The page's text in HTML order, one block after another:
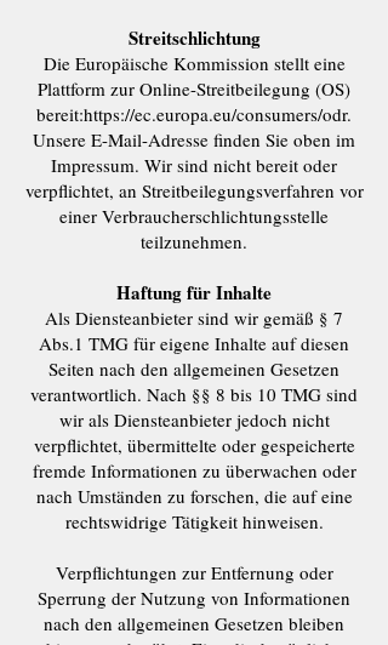
Streitschlichtung
Die Europäische Kommission stellt eine
Plattform zur Online-Streitbeilegung (OS)
bereit:https://ec.europa.eu/consumers/odr.
Unsere E-Mail-Adresse finden Sie oben im
Impressum. Wir sind nicht bereit oder
verpflichtet, an Streitbeilegungsverfahren vor
einer Verbraucherschlichtungsstelle
teilzunehmen.
Haftung für Inhalte
Als Diensteanbieter sind wir gemäß § 7
Abs.1 TMG für eigene Inhalte auf diesen
Seiten nach den allgemeinen Gesetzen
verantwortlich. Nach §§ 8 bis 10 TMG sind
wir als Diensteanbieter jedoch nicht
verpflichtet, übermittelte oder gespeicherte
fremde Informationen zu überwachen oder
nach Umständen zu forschen, die auf eine
rechtswidrige Tätigkeit hinweisen.
Verpflichtungen zur Entfernung oder
Sperrung der Nutzung von Informationen
nach den allgemeinen Gesetzen bleiben